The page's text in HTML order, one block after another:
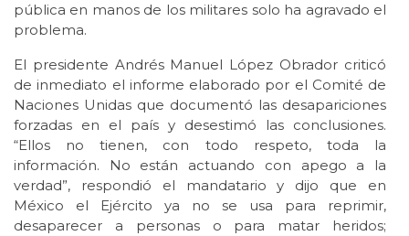
pública en manos de los militares solo ha agravado el
problema.
El presidente Andrés Manuel López Obrador criticó
de inmediato el informe elaborado por el Comité de
Naciones Unidas que documentó las desapariciones
forzadas en el país y desestimó las conclusiones.
“Ellos no tienen, con todo respeto, toda la
información. No están actuando con apego a la
verdad”, respondió el mandatario y dijo que en
México el Ejército ya no se usa para reprimir,
desaparecer a personas o para matar heridos;